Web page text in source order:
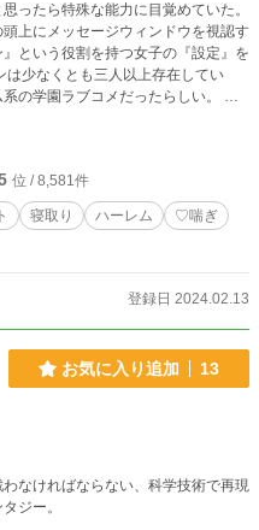
ったら特殊な能力に目覚めていた。
上にメッセージウィンドウを視認す
という役割を持つ女子の『設定』を
は少なくとも三人以上存在してい
の学園ラブコメだったらしい。 そ
、主人公のハーレムを全員寝取って
、『設定追加』の能力で俺が好き
位 / 8,581件
寝取り ハーレム
♡喘ぎ
登録日 2024.02.13
お気に入り追加 13
なければならない、科学技術で再現
ジー。